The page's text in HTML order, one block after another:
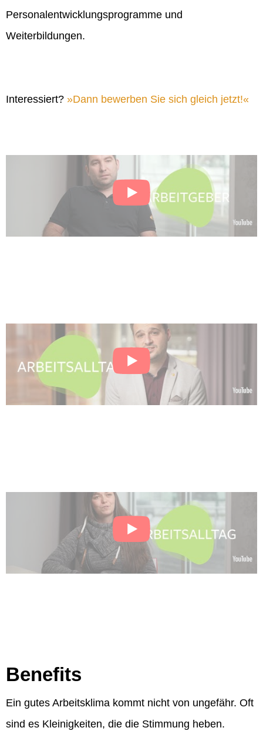
Personalentwicklungsprogramme und
Weiterbildungen.
Interessiert? Dann bewerben Sie sich gleich jetzt!
Benefits
Ein gutes Arbeitsklima kommt nicht von ungefähr. Oft
sind es Kleinigkeiten, die die Stimmung heben.